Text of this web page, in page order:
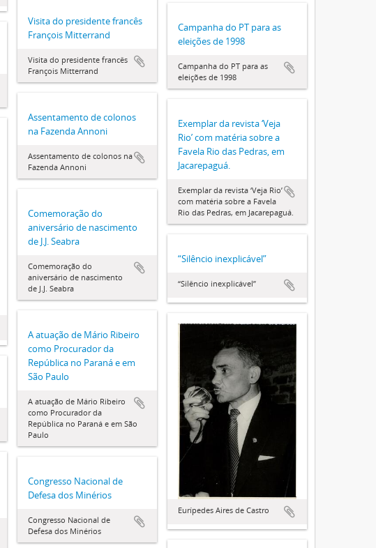
Visita do presidente francês
François Mitterrand
Visita do presidente francês
François Mitterrand
Campanha do PT para as
eleições de 1998
Campanha do PT para as
eleições de 1998
Assentamento de colonos
na Fazenda Annoni
Assentamento de colonos na
Fazenda Annoni
Exemplar da revista ‘Veja
Rio’ com matéria sobre a
Favela Rio das Pedras, em
Jacarepaguá.
Exemplar da revista ‘Veja Rio’
com matéria sobre a Favela
Rio das Pedras, em Jacarepaguá.
Comemoração do
aniversário de nascimento
de J.J. Seabra
Comemoração do
aniversário de nascimento
de J.J. Seabra
“Silêncio inexplicável”
“Silêncio inexplicável”
A atuação de Mário Ribeiro
como Procurador da
República no Paraná e em
São Paulo
A atuação de Mário Ribeiro
como Procurador da
República no Paraná e em São
Paulo
Eurípedes Aires de Castro
Congresso Nacional de
Defesa dos Minérios
Congresso Nacional de
Defesa dos Minérios